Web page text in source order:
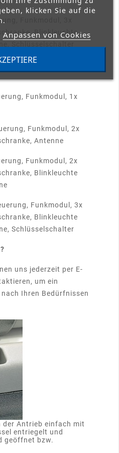
Funkmodul, 3x
Blinkleuchte
mit CAME ATI
Funkmodul, 1x
Funkmodul, 2x
Antenne
Funkmodul, 2x
Blinkleuchte
Funkmodul, 3x
Blinkleuchte
Schlüsselschalter
uns jederzeit per E-
um ein
Ihren Bedürfnissen
der Antrieb einfach mit
entriegelt und
geöffnet bzw.
klicken Sie auf die
Anpassen von Cookies